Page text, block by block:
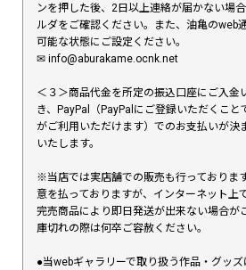
ンを押した後、2日以上連絡が届かない場
ルダをご確認ください。また、油亀のweb
可能な状態にご設定ください。
✉︎ info@aburakame.ocnk.net
＜３＞商品代金を所定の振込口座にご入金
き、PayPal（PayPalにご登録いただくこ
がご利用いただけます）でのお支払いが決
いたします。
※当店では実店舗での販売も行っておりま
意を払っておりますが、インターネット上
完売商品により即日発送が出来ない場合が
庫切れの際は何卒ご容赦ください。
●当webギャラリーで取り扱う作品・グッ